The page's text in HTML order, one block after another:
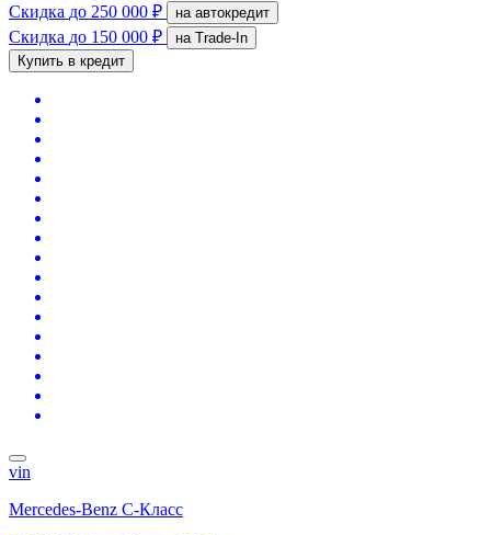
Скидка до 250 000 ₽ на автокредит
Скидка до 150 000 ₽
на Trade-In
Купить в кредит
vin
Mercedes-Benz C-Класс